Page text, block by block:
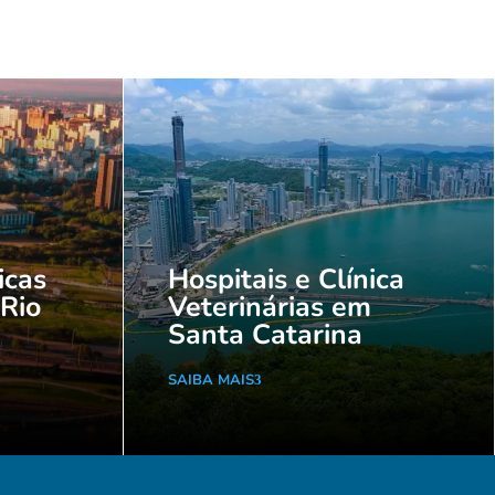
Hospitais e Clínica
Veterinárias em
Santa Catarina
SAIBA MAIS